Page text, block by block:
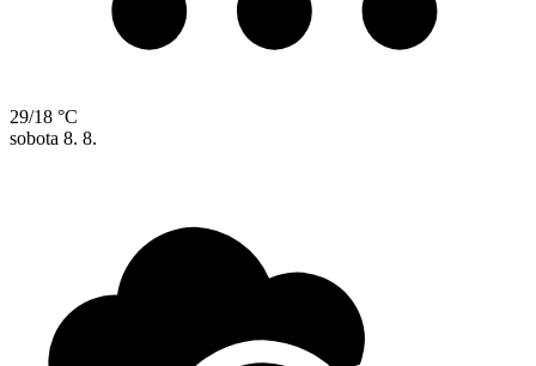
29/18 °C
sobota 8. 8.